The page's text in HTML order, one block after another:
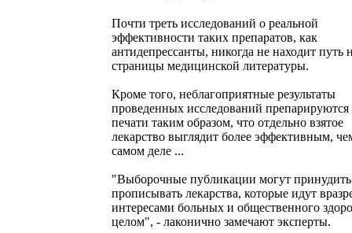
Почти треть исследований о реальной
эффективности таких препаратов, как
антидепрессанты, никогда не находит путь
страницы медицинской литературы.
Кроме того, неблагоприятные результаты
проведенных исследований препарируются
печати таким образом, что отдельно взятое
лекарство выглядит более эффективным,
самом деле ...
"Выборочные публикации могут принудить
прописывать лекарства, которые идут
интересами больных и общественного
целом", - лаконично замечают эксперты.